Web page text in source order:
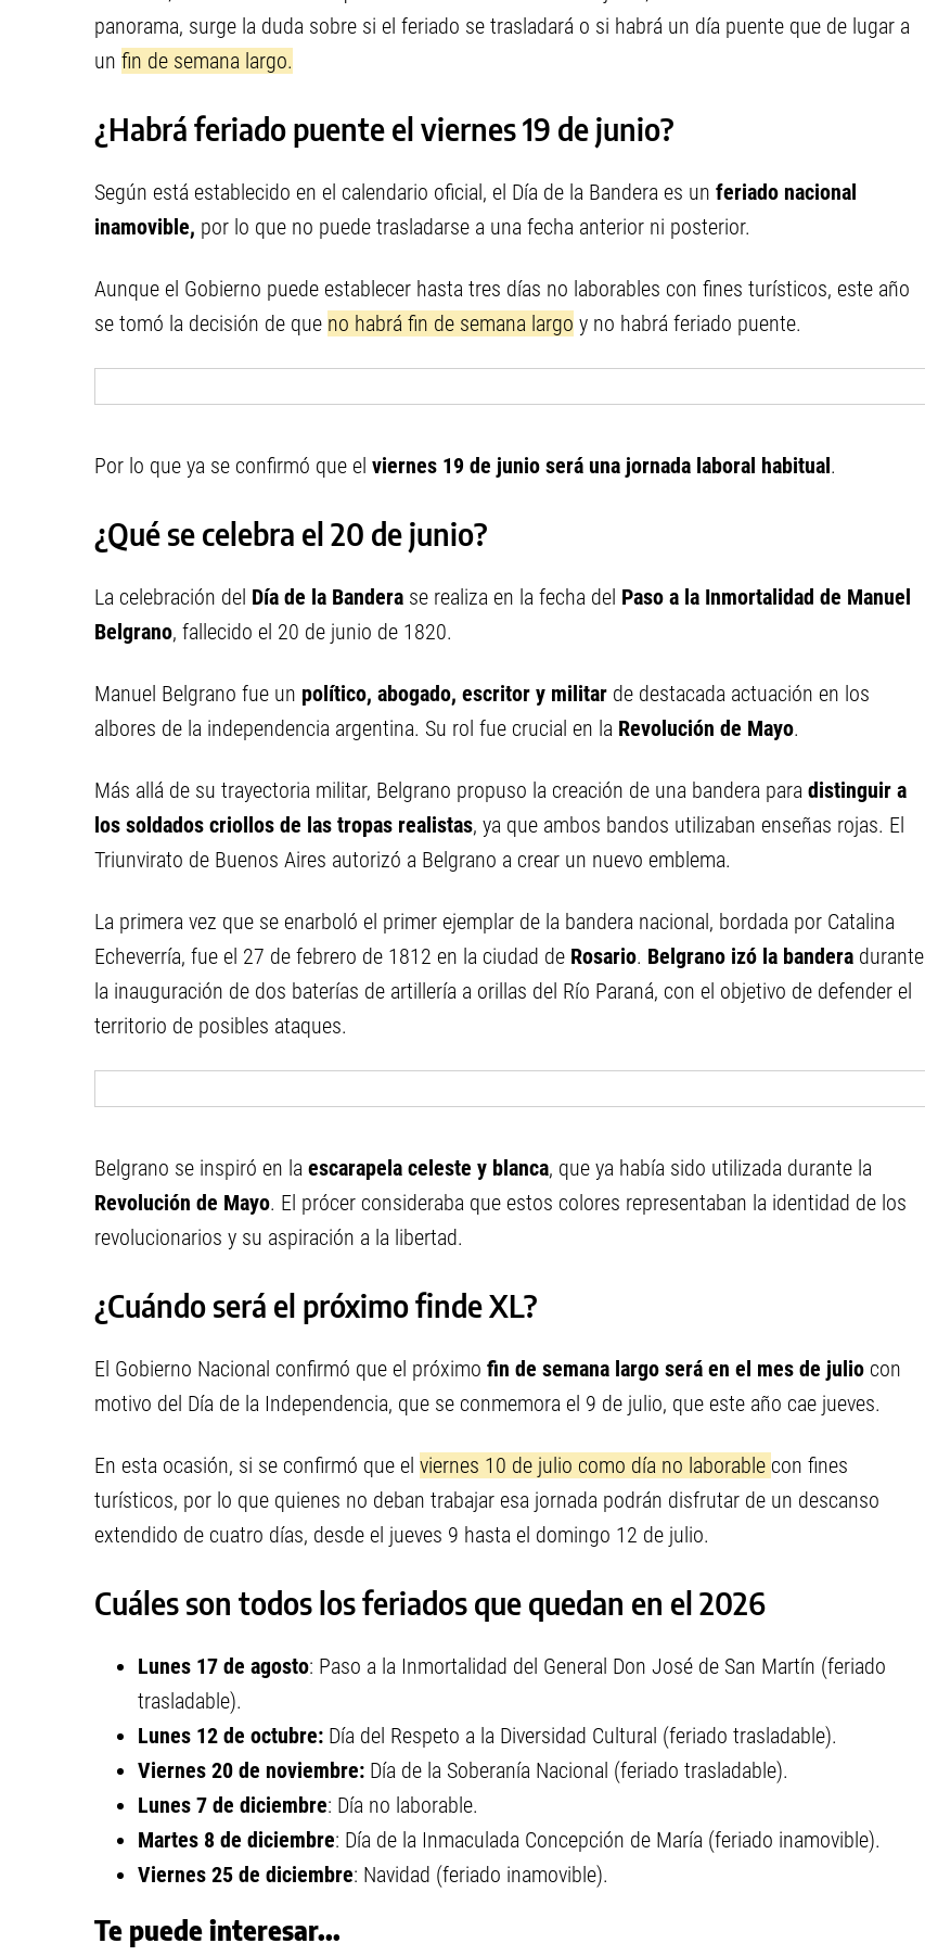
panorama, surge la duda sobre si el feriado se trasladará o si habrá un día puente que de lugar a
un fin de semana largo.
¿Habrá feriado puente el viernes 19 de junio?
Según está establecido en el calendario oficial, el Día de la Bandera es un feriado nacional
inamovible, por lo que no puede trasladarse a una fecha anterior ni posterior.
Aunque el Gobierno puede establecer hasta tres días no laborables con fines turísticos, este año
se tomó la decisión de que no habrá fin de semana largo y no habrá feriado puente.
Por lo que ya se confirmó que el viernes 19 de junio será una jornada laboral habitual.
¿Qué se celebra el 20 de junio?
La celebración del Día de la Bandera se realiza en la fecha del Paso a la Inmortalidad de Manuel
Belgrano, fallecido el 20 de junio de 1820.
Manuel Belgrano fue un político, abogado, escritor y militar de destacada actuación en los
albores de la independencia argentina. Su rol fue crucial en la Revolución de Mayo.
Más allá de su trayectoria militar, Belgrano propuso la creación de una bandera para distinguir a
los soldados criollos de las tropas realistas, ya que ambos bandos utilizaban enseñas rojas. El
Triunvirato de Buenos Aires autorizó a Belgrano a crear un nuevo emblema.
La primera vez que se enarboló el primer ejemplar de la bandera nacional, bordada por Catalina
Echeverría, fue el 27 de febrero de 1812 en la ciudad de Rosario. Belgrano izó la bandera durante
la inauguración de dos baterías de artillería a orillas del Río Paraná, con el objetivo de defender el
territorio de posibles ataques.
Belgrano se inspiró en la escarapela celeste y blanca, que ya había sido utilizada durante la
Revolución de Mayo. El prócer consideraba que estos colores representaban la identidad de los
revolucionarios y su aspiración a la libertad.
¿Cuándo será el próximo finde XL?
El Gobierno Nacional confirmó que el próximo fin de semana largo será en el mes de julio con
motivo del Día de la Independencia, que se conmemora el 9 de julio, que este año cae jueves.
En esta ocasión, si se confirmó que el viernes 10 de julio como día no laborable con fines
turísticos, por lo que quienes no deban trabajar esa jornada podrán disfrutar de un descanso
extendido de cuatro días, desde el jueves 9 hasta el domingo 12 de julio.
Cuáles son todos los feriados que quedan en el 2026
Lunes 17 de agosto: Paso a la Inmortalidad del General Don José de San Martín (feriado
trasladable).
Lunes 12 de octubre: Día del Respeto a la Diversidad Cultural (feriado trasladable).
Viernes 20 de noviembre: Día de la Soberanía Nacional (feriado trasladable).
Lunes 7 de diciembre: Día no laborable.
Martes 8 de diciembre: Día de la Inmaculada Concepción de María (feriado inamovible).
Viernes 25 de diciembre: Navidad (feriado inamovible).
Te puede interesar...